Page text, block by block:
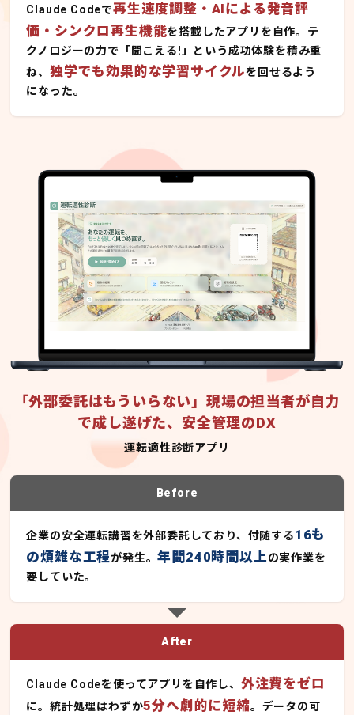
Claude Codeで再生速度調整・AIによる発音評
価・シンクロ再生機能を搭載したアプリを自作。テ
クノロジーの力で「聞こえる!」という成功体験を積み重
ね、独学でも効果的な学習サイクルを回せるよう
になった。
「外部委託はもういらない」現場の担当者が自力
で成し遂げた、安全管理のDX
運転適性診断アプリ
Before
企業の安全運転講習を外部委託しており、付随する16も
の煩雑な工程が発生。年間240時間以上の実作業を
要していた。
After
Claude Codeを使ってアプリを自作し、 外注費をゼロ
に。統計処理はわずか5分へ劇的に短縮。データの可